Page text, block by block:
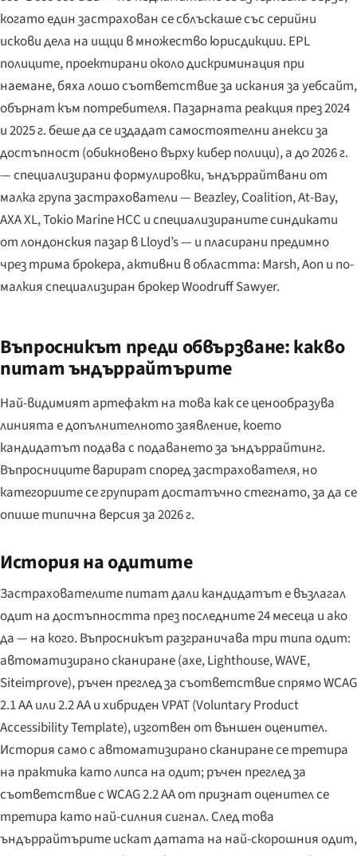
когато един застрахован се сблъскаше със серийни
искови дела на ищци в множество юрисдикции. EPL
полиците, проектирани около дискриминация при
наемане, бяха лошо съответствие за искания за уебсайт,
обърнат към потребителя. Пазарната реакция през 2024
и 2025 г. беше да се издадат самостоятелни анекси за
достъпност (обикновено върху кибер полици), а до 2026 г.
— специализирани формулировки, ъндъррайтвани от
малка група застрахователи — Beazley, Coalition, At-Bay,
AXA XL, Tokio Marine HCC и специализираните синдикати
от лондонския пазар в Lloyd’s — и пласирани предимно
чрез трима брокера, активни в областта: Marsh, Aon и по-
малкия специализиран брокер Woodruff Sawyer.
Въпросникът преди обвързване: какво
питат ъндъррайтърите
Най-видимият артефакт на това как се ценообразува
линията е допълнителното заявление, което
кандидатът подава с подаването за ъндъррайтинг.
Въпросниците варират според застрахователя, но
категориите се групират достатъчно стегнато, за да се
опише типична версия за 2026 г.
История на одитите
Застрахователите питат дали кандидатът е възлагал
одит на достъпността през последните 24 месеца и ако
да — на кого. Въпросникът разграничава три типа одит:
автоматизирано сканиране (axe, Lighthouse, WAVE,
Siteimprove), ръчен преглед за съответствие спрямо WCAG
2.1 AA или 2.2 AA и хибриден VPAT (Voluntary Product
Accessibility Template), изготвен от външен оценител.
История само с автоматизирано сканиране се третира
на практика като липса на одит; ръчен преглед за
съответствие с WCAG 2.2 AA от признат оценител се
третира като най-силния сигнал. След това
ъндъррайтърите искат датата на най-скорошния одит,